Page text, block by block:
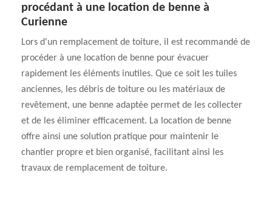
procédant à une location de benne à
Curienne
Lors d'un remplacement de toiture, il est recommandé de
procéder à une location de benne pour évacuer
rapidement les éléments inutiles. Que ce soit les tuiles
anciennes, les débris de toiture ou les matériaux de
revêtement, une benne adaptée permet de les collecter
et de les éliminer efficacement. La location de benne
offre ainsi une solution pratique pour maintenir le
chantier propre et bien organisé, facilitant ainsi les
travaux de remplacement de toiture.